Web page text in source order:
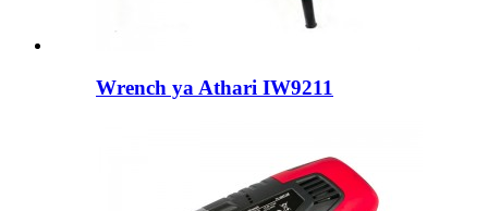
Wrench ya Athari IW9211